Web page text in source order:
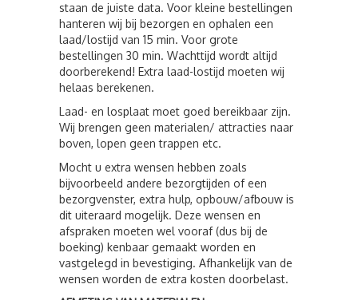
staan de juiste data. Voor kleine bestellingen
hanteren wij bij bezorgen en ophalen een
laad/lostijd van 15 min. Voor grote
bestellingen 30 min. Wachttijd wordt altijd
doorberekend! Extra laad-lostijd moeten wij
helaas berekenen.
Laad- en losplaat moet goed bereikbaar zijn.
Wij brengen geen materialen/ attracties naar
boven, lopen geen trappen etc.
Mocht u extra wensen hebben zoals
bijvoorbeeld andere bezorgtijden of een
bezorgvenster, extra hulp, opbouw/afbouw is
dit uiteraard mogelijk. Deze wensen en
afspraken moeten wel vooraf (dus bij de
boeking) kenbaar gemaakt worden en
vastgelegd in bevestiging. Afhankelijk van de
wensen worden de extra kosten doorbelast.